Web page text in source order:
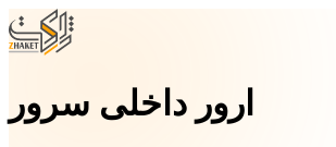
ارور داخلی سرور